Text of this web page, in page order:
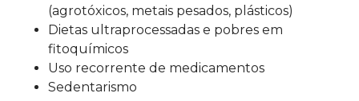
(agrotóxicos, metais pesados, plásticos)
Dietas ultraprocessadas e pobres em
fitoquímicos
Uso recorrente de medicamentos
Sedentarismo